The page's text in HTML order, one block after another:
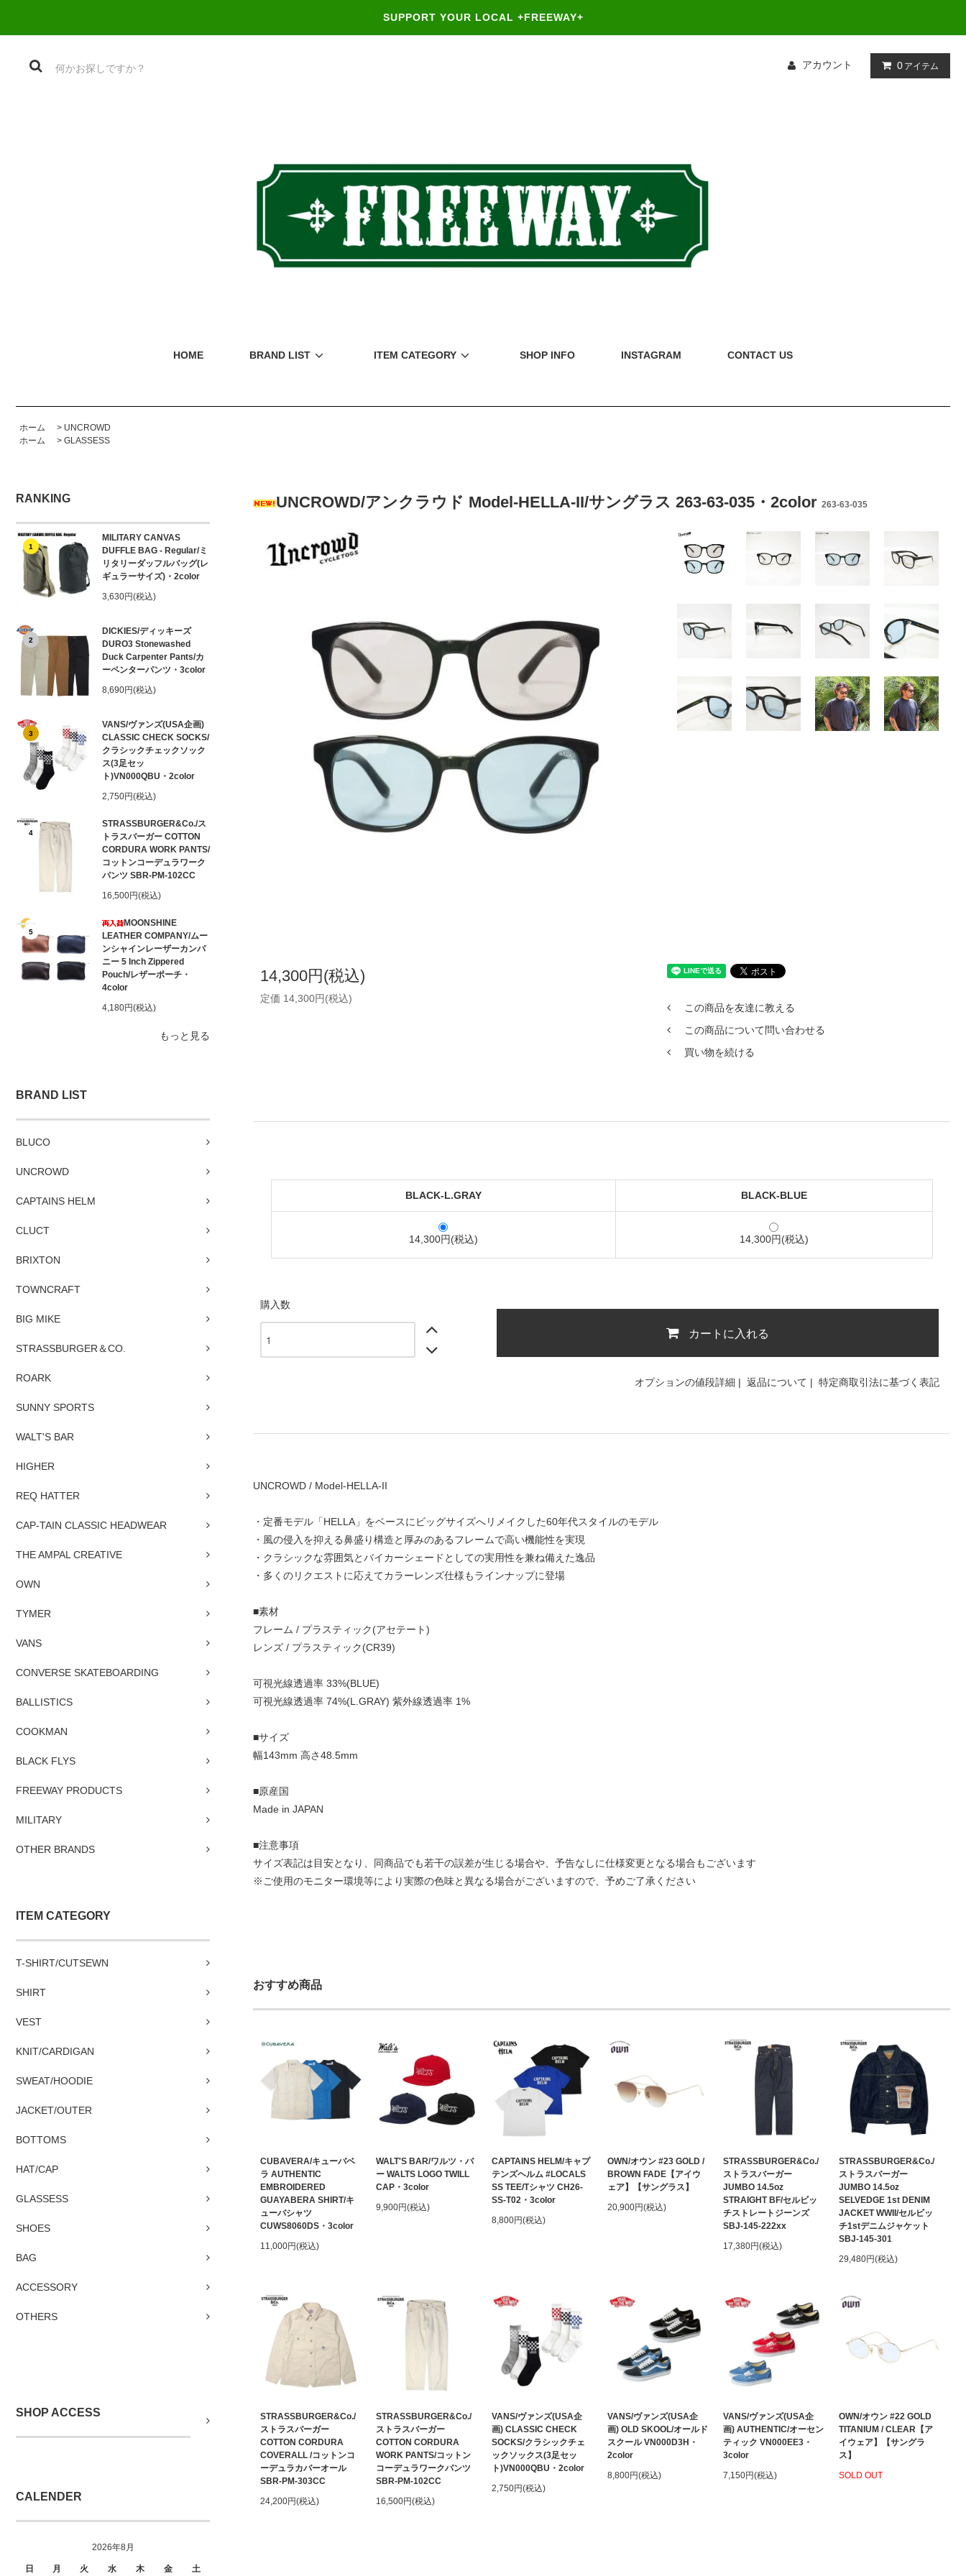
SUPPORT YOUR LOCAL +FREEWAY+
アカウント 0 アイテム
HOME BRAND LIST ITEM CATEGORY SHOP INFO INSTAGRAM CONTACT US
ホーム > UNCROWD
ホーム
> GLASSESS
RANKING
1
MILITARY CANVAS
DUFFLE BAG - Regular/ミ
リタリーダッフルバッグ(レ
ギュラーサイズ)・2color
3,630円(税込)
2
DICKIES/ディッキーズ
DURO3 Stonewashed
Duck Carpenter Pants/カ
ーペンターパンツ・3color
8,690円(税込)
3
VANS/ヴァンズ(USA企画)
CLASSIC CHECK SOCKS/
クラシックチェックソック
ス(3足セッ
ト)VN000QBU・2color
2,750円(税込)
4
STRASSBURGER&Co./ス
トラスバーガー COTTON
CORDURA WORK PANTS/
コットンコーデュラワーク
パンツ SBR-PM-102CC
16,500円(税込)
5
MOONSHINE
LEATHER COMPANY/ムー
ンシャインレーザーカンパ
ニー 5 Inch Zippered
Pouch/レザーポーチ・
4color
4,180円(税込)
もっと見る
BRAND LIST
BLUCO
UNCROWD
CAPTAINS HELM
CLUCT
BRIXTON
TOWNCRAFT
BIG MIKE
STRASSBURGER＆CO.
ROARK
SUNNY SPORTS
WALT'S BAR
HIGHER
REQ HATTER
CAP-TAIN CLASSIC HEADWEAR
THE AMPAL CREATIVE
OWN
TYMER
VANS
CONVERSE SKATEBOARDING
BALLISTICS
COOKMAN
BLACK FLYS
FREEWAY PRODUCTS
MILITARY
OTHER BRANDS
ITEM CATEGORY
T-SHIRT/CUTSEWN
SHIRT
VEST
KNIT/CARDIGAN
SWEAT/HOODIE
JACKET/OUTER
BOTTOMS
HAT/CAP
GLASSESS
SHOES
BAG
ACCESSORY
OTHERS
SHOP ACCESS
CALENDER
2026年8月
日 月 火 水 木 金 土
UNCROWD/アンクラウド Model-HELLA-II/サングラス 263-63-035・2color 263-63-035
14,300円(税込)
定価 14,300円(税込)
この商品を友達に教える
この商品について問い合わせる
買い物を続ける
BLACK-L.GRAY BLACK-BLUE
14,300円(税込) 14,300円(税込)
購入数
カートに入れる
オプションの値段詳細 | 返品について | 特定商取引法に基づく表記
UNCROWD / Model-HELLA-II
・定番モデル「HELLA」をベースにビッグサイズへリメイクした60年代スタイルのモデル
・風の侵入を抑える鼻盛り構造と厚みのあるフレームで高い機能性を実現
・クラシックな雰囲気とバイカーシェードとしての実用性を兼ね備えた逸品
・多くのリクエストに応えてカラーレンズ仕様もラインナップに登場
■素材
フレーム / プラスティック(アセテート)
レンズ / プラスティック(CR39)
可視光線透過率 33%(BLUE)
可視光線透過率 74%(L.GRAY) 紫外線透過率 1%
■サイズ
幅143mm 高さ48.5mm
■原産国
Made in JAPAN
■注意事項
サイズ表記は目安となり、同商品でも若干の誤差が生じる場合や、予告なしに仕様変更となる場合もございます
※ご使用のモニター環境等により実際の色味と異なる場合がございますので、予めご了承ください
おすすめ商品
CUBAVERA/キューバベ
ラ AUTHENTIC
EMBROIDERED
GUAYABERA SHIRT/キ
ューバシャツ
CUWS8060DS・3color
11,000円(税込)
WALT'S BAR/ワルツ・バ
ー WALTS LOGO TWILL
CAP・3color
9,900円(税込)
CAPTAINS HELM/キャプ
テンズヘルム #LOCALS
SS TEE/Tシャツ CH26-
SS-T02・3color
8,800円(税込)
OWN/オウン #23 GOLD /
BROWN FADE【アイウ
ェア】【サングラス】
20,900円(税込)
STRASSBURGER&Co./
ストラスバーガー
JUMBO 14.5oz
STRAIGHT BF/セルビッ
チストレートジーンズ
SBJ-145-222xx
17,380円(税込)
STRASSBURGER&Co./
ストラスバーガー
JUMBO 14.5oz
SELVEDGE 1st DENIM
JACKET WWII/セルビッ
チ1stデニムジャケット
SBJ-145-301
29,480円(税込)
STRASSBURGER&Co./
ストラスバーガー
COTTON CORDURA
COVERALL /コットンコ
ーデュラカバーオール
SBR-PM-303CC
24,200円(税込)
STRASSBURGER&Co./
ストラスバーガー
COTTON CORDURA
WORK PANTS/コットン
コーデュラワークパンツ
SBR-PM-102CC
16,500円(税込)
VANS/ヴァンズ(USA企
画) CLASSIC CHECK
SOCKS/クラシックチェ
ックソックス(3足セッ
ト)VN000QBU・2color
2,750円(税込)
VANS/ヴァンズ(USA企
画) OLD SKOOL/オールド
スクール VN000D3H・
2color
8,800円(税込)
VANS/ヴァンズ(USA企
画) AUTHENTIC/オーセン
ティック VN000EE3・
3color
7,150円(税込)
OWN/オウン #22 GOLD
TITANIUM / CLEAR【ア
イウェア】【サングラ
ス】
SOLD OUT